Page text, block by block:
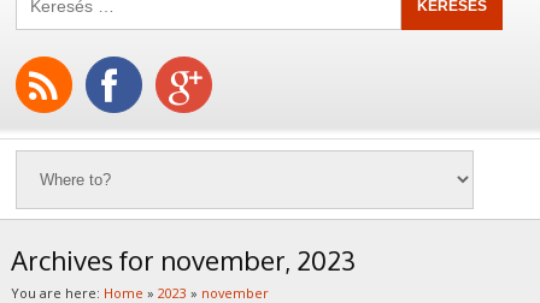
Archives for november, 2023
You are here: Home » 2023 » november